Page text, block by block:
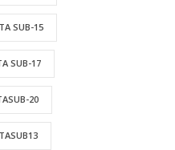
SUB-15
SUB-17
20